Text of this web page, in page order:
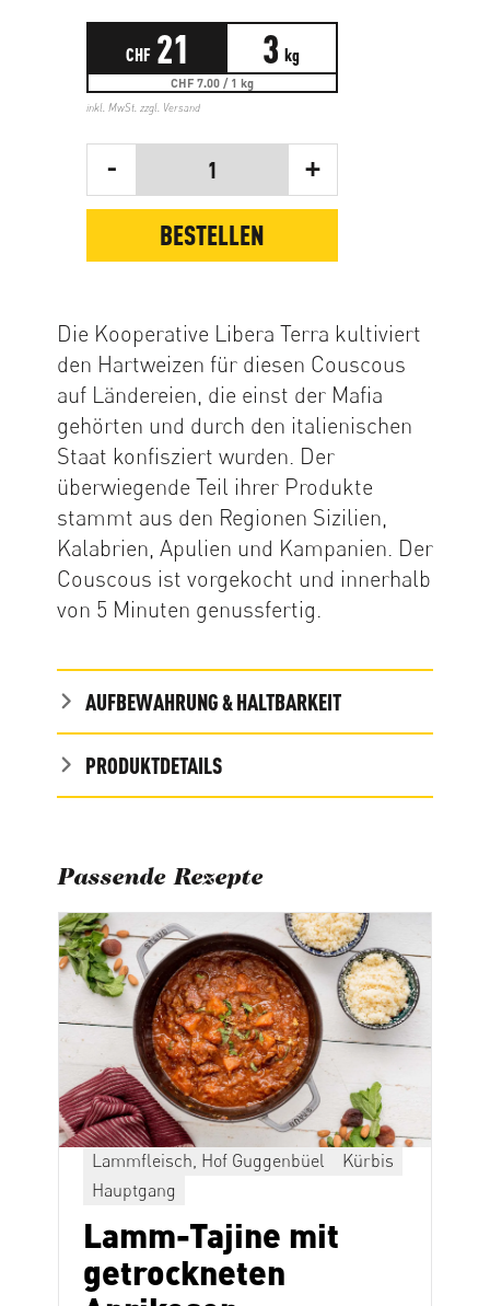
CHF 21 3 kg
CHF 7.00 / 1 kg
inkl. MwSt. zzgl. Versand
- 1 +
BESTELLEN
Die Kooperative Libera Terra kultiviert
den Hartweizen für diesen Couscous
auf Ländereien, die einst der Mafia
gehörten und durch den italienischen
Staat konfisziert wurden. Der
überwiegende Teil ihrer Produkte
stammt aus den Regionen Sizilien,
Kalabrien, Apulien und Kampanien. Der
Couscous ist vorgekocht und innerhalb
von 5 Minuten genussfertig.
AUFBEWAHRUNG & HALTBARKEIT
PRODUKTDETAILS
Passende Rezepte
Lammfleisch, Hof Guggenbüel
Kürbis
Hauptgang
Lamm-Tajine mit
getrockneten